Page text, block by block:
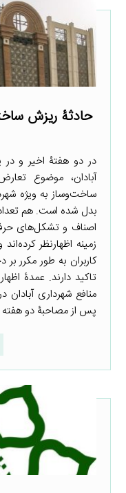
حادثۀ ریزش
در دو هفتۀ اخیر و
آبادان، موضوع
ساخت‌وساز به ویژه
بدل شده است. هم تعداد
اصناف و تشکل‌های
زمینه اظهارنظر
کاربران به طور مکرر
تاکید دارند. عمدۀ
منافع شهرداری
پس از مصاحبۀ دو